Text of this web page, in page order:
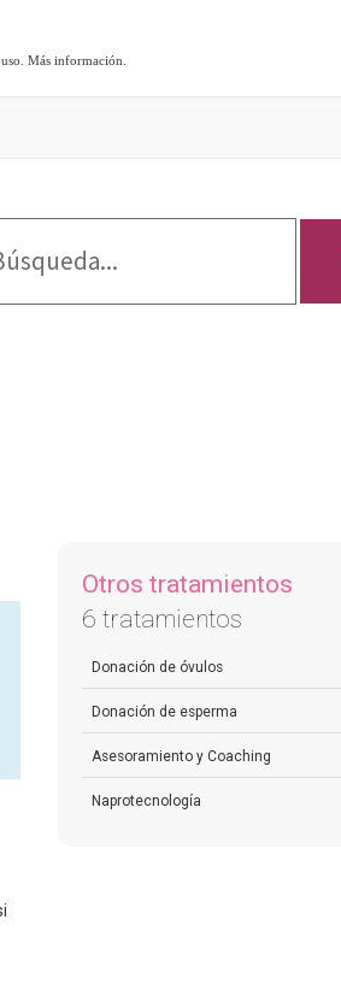
uso.Más información
Otros tratamientos
6 tratamientos
Donación de óvulos
Donación de esperma
Asesoramiento y Coaching
Naprotecnología